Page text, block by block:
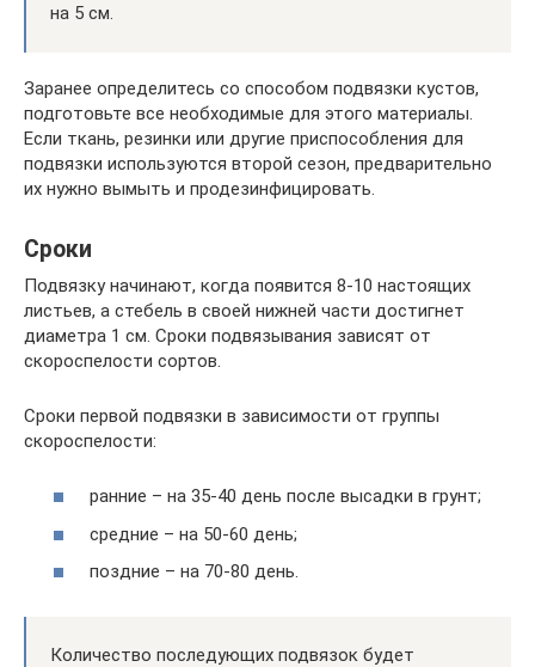
на 5 см.
Заранее определитесь со способом подвязки кустов,
подготовьте все необходимые для этого материалы.
Если ткань, резинки или другие приспособления для
подвязки используются второй сезон, предварительно
их нужно вымыть и продезинфицировать.
Сроки
Подвязку начинают, когда появится 8-10 настоящих
листьев, а стебель в своей нижней части достигнет
диаметра 1 см. Сроки подвязывания зависят от
скороспелости сортов.
Сроки первой подвязки в зависимости от группы
скороспелости:
ранние – на 35-40 день после высадки в грунт;
средние – на 50-60 день;
поздние – на 70-80 день.
Количество последующих подвязок будет